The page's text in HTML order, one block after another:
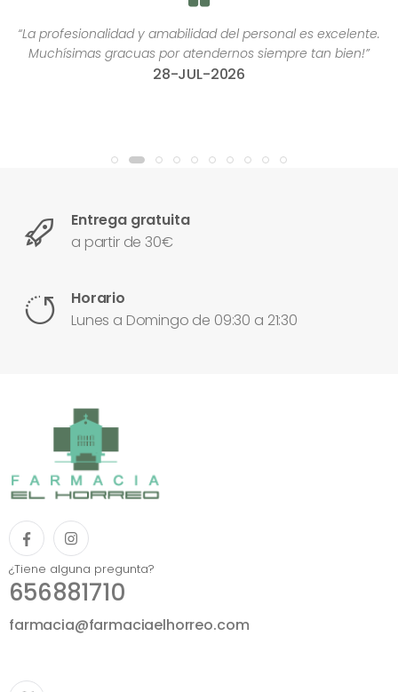
“La profesionalidad y amabilidad del personal es excelente.
Muchísimas gracuas por atendernos siempre tan bien!”
28-JUL-2026
Entrega gratuita
a partir de 30€
Horario
Lunes a Domingo de 09:30 a 21:30
¿Tiene alguna pregunta?
656881710
farmacia@farmaciaelhorreo.com